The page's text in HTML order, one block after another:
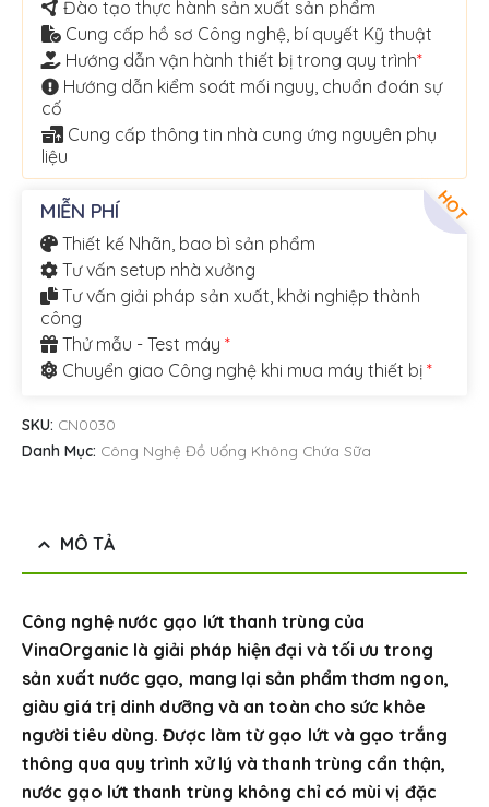
Đào tạo thực hành sản xuất sản phẩm
Cung cấp hồ sơ Công nghệ, bí quyết Kỹ thuật
Hướng dẫn vận hành thiết bị trong quy trình*
Hướng dẫn kiểm soát mối nguy, chuẩn đoán sự
cố
Cung cấp thông tin nhà cung ứng nguyên phụ
liệu
HOT
MIỄN PHÍ
Thiết kế Nhãn, bao bì sản phẩm
Tư vấn setup nhà xưởng
Tư vấn giải pháp sản xuất, khởi nghiệp thành
công
Thử mẫu - Test máy *
Chuyển giao Công nghệ khi mua máy thiết bị *
SKU: CN0030
Danh Mục: Công Nghệ Đồ Uống Không Chứa Sữa
MÔ TẢ
Công nghệ nước gạo lứt thanh trùng của
VinaOrganic là giải pháp hiện đại và tối ưu trong
sản xuất nước gạo, mang lại sản phẩm thơm ngon,
giàu giá trị dinh dưỡng và an toàn cho sức khỏe
người tiêu dùng. Được làm từ gạo lứt và gạo trắng
thông qua quy trình xử lý và thanh trùng cẩn thận,
nước gạo lứt thanh trùng không chỉ có mùi vị đặc